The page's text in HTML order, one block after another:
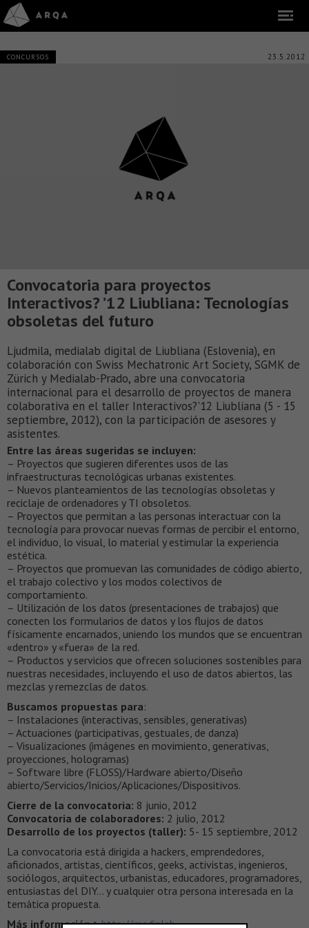
CONCURSOS 23.5.2012
Convocatoria para proyectos
Interactivos? ’12 Liubliana: Tecnologías
obsoletas del futuro
Ljudmila, medialab digital de Liubliana (Eslovenia), en
colaboración con Swiss Mechatronic Art Society, SGMK de
Zürich y Medialab-Prado, abre una convocatoria
internacional para el desarrollo de proyectos de manera
colaborativa en el taller Interactivos?'12 Liubliana (5 - 15
septiembre, 2012), con la participación de asesores y
asistentes.
Entre las áreas sugeridas se incluyen:
– Proyectos que sugieren diferentes usos de las
infraestructuras tecnológicas urbanas existentes.
– Nuevos planteamientos de las tecnologías obsoletas y
reciclaje de ordenadores y TI obsoletos.
– Proyectos que permitan a las personas interactuar con la
tecnología para provocar nuevas formas de percibir el entorno,
el individuo, lo visual, lo material y estimular la experiencia
estética.
– Proyectos que promuevan las comunidades de código abierto,
el trabajo colectivo y los modos colectivos de
comportamiento.
– Utilización de los datos (presentaciones de trabajos) que
conecten los formularios de datos y los flujos de datos
físicamente encarnados, uniendo los mundos que se encuentran
«dentro» y «fuera» de la red.
– Productos y servicios que ofrecen soluciones sostenibles para
nuestras necesidades, incluyendo el uso de datos abiertos, las
mezclas y remezclas de datos.
Buscamos propuestas para:
– Instalaciones (interactivas, sensibles, generativas)
– Actuaciones (participativas, gestuales, de danza)
– Visualizaciones (imágenes en movimiento, generativas,
proyecciones, hologramas)
– Software libre (FLOSS)/Hardware abierto/Diseño
abierto/Servicios/Inicios/Aplicaciones/Dispositivos.
Cierre de la convocatoria: 8 junio, 2012
Convocatoria de colaboradores: 2 julio, 2012
Desarrollo de los proyectos (taller): 5- 15 septiembre, 2012
La convocatoria está dirigida a hackers, emprendedores,
aficionados, artistas, científicos, geeks, activistas, ingenieros,
sociólogos, arquitectos, urbanistas, educadores, programadores,
entusiastas del DIY… y cualquier otra persona interesada en la
temática propuesta.
Más información > http://medialab-